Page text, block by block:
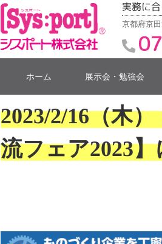
実務に
京都府京
ホーム 展示会・勉強会
2023/2/16（木
流フェア2023